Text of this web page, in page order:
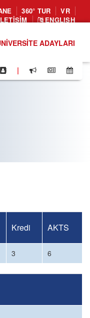
360° TUR
VR
ENGLISH
ADAYLARI
|
Kredi AKTS
3 6